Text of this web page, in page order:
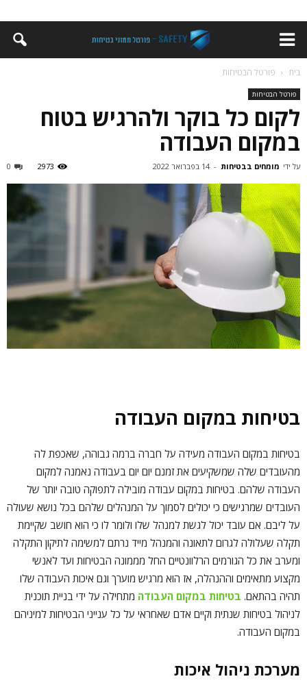
בית פורטל הבטיחות
פורטל הבטיחות
לקום כל בוקר ולהרגיש בטוח
במקום העבודה
על ידי מומחים בבטיחות - 14 בפברואר 2022 0 2973
בטיחות במקום העבודה
בטיחות במקום העבודה מעידה על חברה ברמה גבוהה, שאכפת לה
מהעובדים שלה שמשקיעים את זמנם יום יום בעבודה נאמנה למקום
העבודה שלהם. בטיחות במקום עבודה מובילה לתפוקה טובה יותר של
העובדים שמרגישים כי יכולים לסמוך על המנהלים שלהם בכל נושא שעולה
על ליבם. אם עובד יכול לגשת למנהל שלו ולומר לו כי הוא חושב שקיימת
תקלה שעלולה לגרום לתאונה והמנהל מייד נרתם למשימה לתיקון התקלה
ומערב את כל הגורמים הרלוונטיים החל מממונה הבטיחות ועד לאנשי
מקצוע מתאימים וההנהלה, אז הוא מרגיש מוערך וגם איכות העבודה שלו
תהיה בהתאם. בטיחות במקום העבודה מתחילה על ידי בניית תוכנית
לניהול בטיחות שנתית וקיים אדם שאחראי על כל ענייני הבטיחות למיניהם
במקום העבודה.
מערכת ניהול איכות